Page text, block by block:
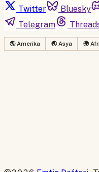
Twitter Bluesky
Telegram
🌎 Amerika 🌏 Asya 🌍